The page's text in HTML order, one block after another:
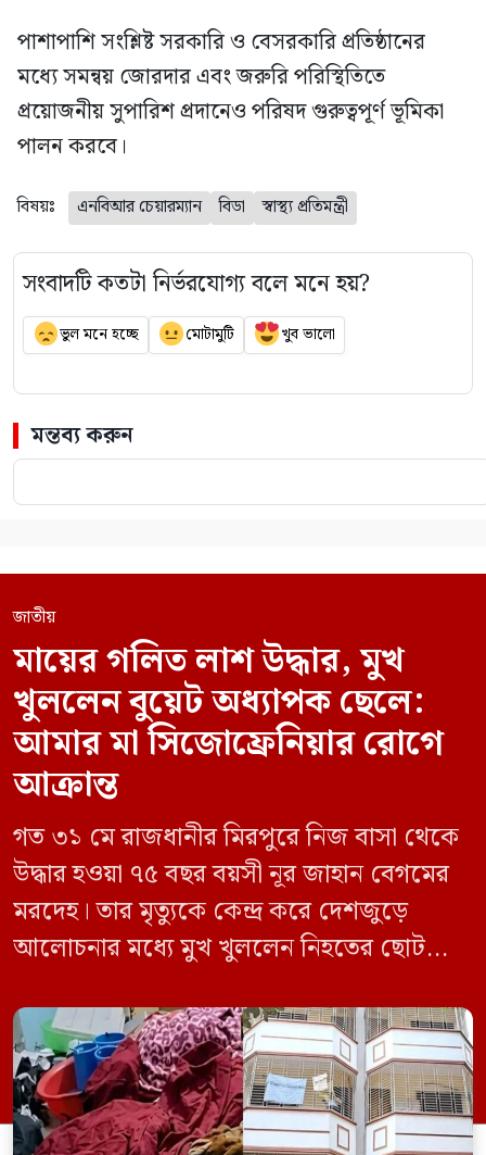
পাশাপাশি সংশ্লিষ্ট সরকারি ও বেসরকারি প্রতিষ্ঠানের
মধ্যে সমন্বয় জোরদার এবং জরুরি পরিস্থিতিতে
প্রয়োজনীয় সুপারিশ প্রদানেও পরিষদ গুরুত্বপূর্ণ ভূমিকা
পালন করবে।
বিষয়ঃ এনবিআর চেয়ারম্যান বিডা স্বাস্থ্য প্রতিমন্ত্রী
সংবাদটি কতটা নির্ভরযোগ্য বলে মনে হয়?
ভুল মনে হচ্ছে মোটামুটি খুব ভালো
মন্তব্য করুন
জাতীয়
মায়ের গলিত লাশ উদ্ধার, মুখ
খুললেন বুয়েট অধ্যাপক ছেলে:
আমার মা সিজোফ্রেনিয়ার রোগে
আক্রান্ত
গত ৩১ মে রাজধানীর মিরপুরে নিজ বাসা থেকে
উদ্ধার হওয়া ৭৫ বছর বয়সী নূর জাহান বেগমের
মরদেহ। তার মৃত্যুকে কেন্দ্র করে দেশজুড়ে
আলোচনার মধ্যে মুখ খুললেন নিহতের ছোট
(বুয়েট) অধ্যাপক একেএম আশিকুর রহমান।
তিনি পরিবারের বিরুদ্ধে ছড়ানো বিভিন্ন তথ্যকে
মিথ্যা বলে দাবি করেছেন। বুধবার (৩ জুন)
গণমাধ্যমে দেওয়া বক্তব্যে তিনি এই […]